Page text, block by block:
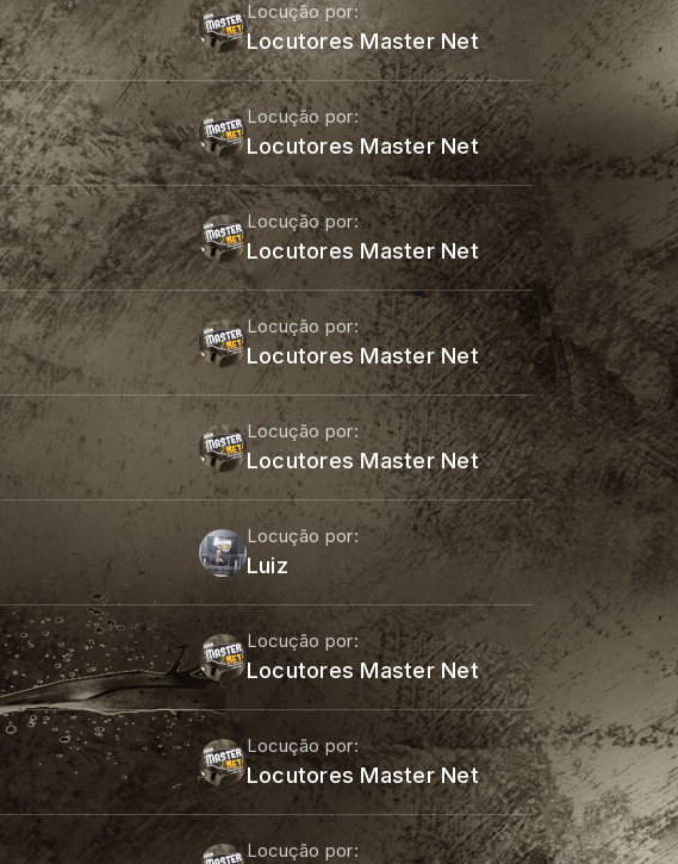
Locução por:
Locutores Master Net
Locução por:
Locutores Master Net
Locução por:
Locutores Master Net
Locução por:
Locutores Master Net
Locução por:
Locutores Master Net
Locução por:
Luiz
Locução por:
Locutores Master Net
Locução por:
Locutores Master Net
Locução por: